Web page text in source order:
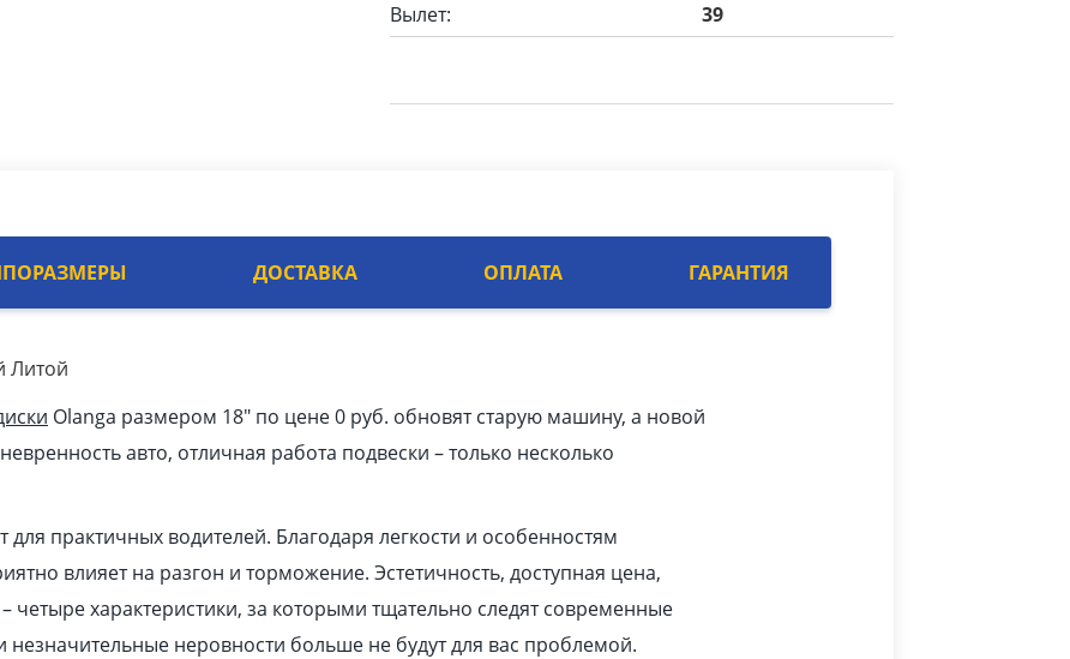
Вылет:
39
ДОСТАВКА ОПЛАТА ГАРАНТИЯ
Литой
Olanga размером 18″ по цене 0 руб. обновят старую машину, а новой
авто, отличная работа подвески – только несколько
практичных водителей. Благодаря легкости и особенностям
влияет на разгон и торможение. Эстетичность, доступная цена,
четыре характеристики, за которыми тщательно следят современные
неровности больше не будут для вас проблемой.